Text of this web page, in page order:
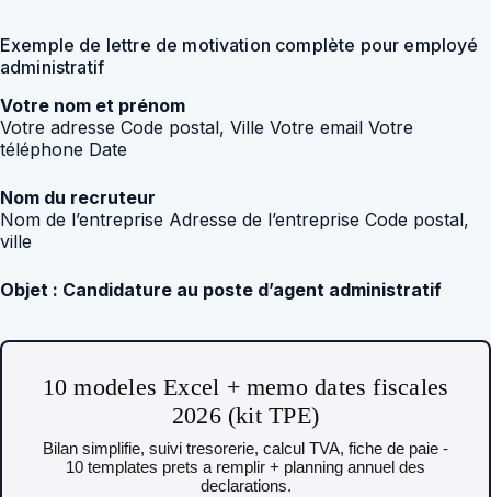
Exemple de lettre de motivation complète pour employé
administratif
Votre nom et prénom
Votre adresse Code postal, Ville Votre email Votre
téléphone Date
Nom du recruteur
Nom de l’entreprise Adresse de l’entreprise Code postal,
ville
Objet : Candidature au poste d’agent administratif
10 modeles Excel + memo dates fiscales
2026 (kit TPE)
Bilan simplifie, suivi tresorerie, calcul TVA, fiche de paie -
10 templates prets a remplir + planning annuel des
declarations.